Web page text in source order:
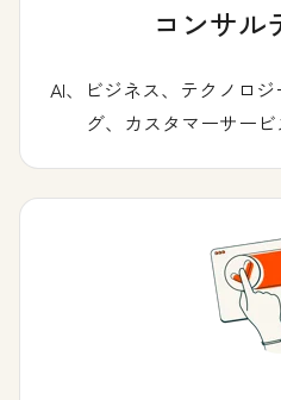
コンサル
AI、ビジネス、テクノロ
グ、カスタマーサービ